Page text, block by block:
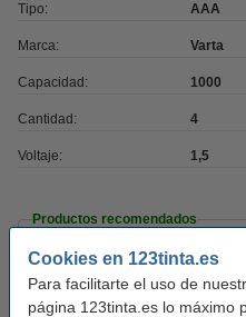
Cookies en 123tinta.es
Para facilitarte el uso de
página 123tinta.es lo máximo
Tipo: AAA
Marca: Varta
Capacidad: 1000
Cantidad: 4
Voltaje: 1,5
Productos recomendados
123tinta Pilas
LR03 - MN2400 - 4
3,95 €